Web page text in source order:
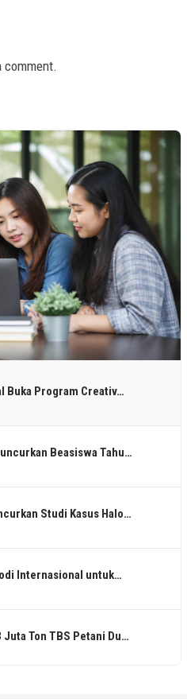
comment.
Buka Program Creativ…
Beasiswa Tahu…
Studi Kasus Halo…
Internasional untuk…
Juta Ton TBS Petani Du…